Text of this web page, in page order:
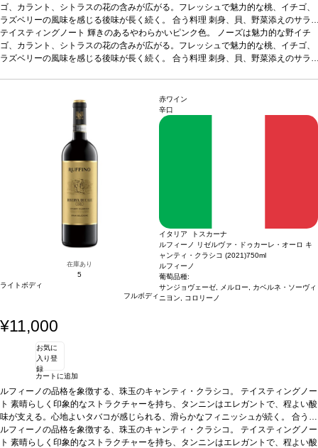
ゴ、カラント、シトラスの花の含みが広がる。フレッシュで魅力的な桃、イチゴ、
ラズベリーの風味を感じる後味が長く続く。 合う料理 刺身、貝、野菜添えのサラ
ダ、アイスクリームや新鮮なフルーツなどと好相性。葡萄品種100% サンジョベ
ーゼ・グロッソ認証ビオディナミ認証、ヴィーガンワイン*本ヴィンテージが在庫
切れの場合、在庫があり価格が同様の場合は自動的に次のヴィンテージに変更され
テイスティングノート 輝きのあるやわらかいピンク色。 ノーズは魅力的な野イチ
ゴ、カラント、シトラスの花の含みが広がる。フレッシュで魅力的な桃、イチゴ、
ラズベリーの風味を感じる後味が長く続く。 合う料理 刺身、貝、野菜添えのサラ
切れの場合、在庫があり価格が同様の場合は自動的に次のヴィンテージに変更され
ます、ご了承ください。
在庫あり
5
ライトボディ
フルボディ
赤ワイン
辛口
イタリア トスカーナ
ルフィーノ リゼルヴァ・ドゥカーレ・オーロ キ
ャンティ・クラシコ (2021)750ml
ルフィーノ
葡萄品種:
サンジョヴェーゼ, メルロー, カベルネ・ソーヴィ
ニヨン, コロリーノ
¥11,000
お気に
入り登
録
カートに追加
ルフィーノの品格を象徴する、珠玉のキャンティ・クラシコ。 テイスティングノー
ト 素晴らしく印象的なストラクチャーを持ち、タンニンはエレガントで、程よい酸
味が支える。心地よいタバコが感じられる、滑らかなフィニッシュが続く。 合う料
理煮込み肉やグリル肉、チーズなどと好相性葡萄品種サンジョヴェーゼ 80%、メ
ルロー 10%、カベルネ・ソーヴィニヨン 5%、コロリーノ 5％
ルフィーノの品格を象徴する、珠玉のキャンティ・クラシコ。 テイスティングノー
ト 素晴らしく印象的なストラクチャーを持ち、タンニンはエレガントで、程よい酸